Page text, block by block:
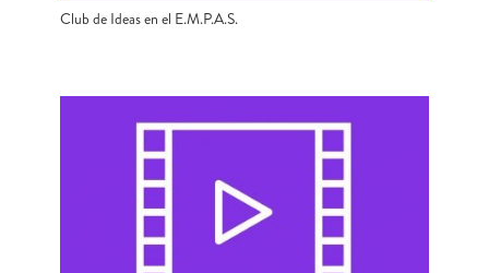
Club de Ideas en el E.M.P.A.S.